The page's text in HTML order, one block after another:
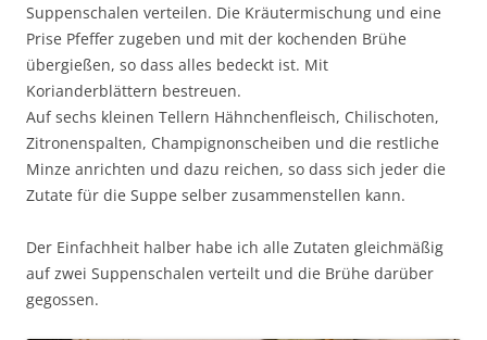
Suppenschalen verteilen. Die Kräutermischung und eine
Prise Pfeffer zugeben und mit der kochenden Brühe
übergießen, so dass alles bedeckt ist. Mit
Korianderblättern bestreuen.
Auf sechs kleinen Tellern Hähnchenfleisch, Chilischoten,
Zitronenspalten, Champignonscheiben und die restliche
Minze anrichten und dazu reichen, so dass sich jeder die
Zutate für die Suppe selber zusammenstellen kann.
Der Einfachheit halber habe ich alle Zutaten gleichmäßig
auf zwei Suppenschalen verteilt und die Brühe darüber
gegossen.